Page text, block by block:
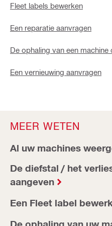
Fleet labels bewerken
Een reparatie aanvragen
De ophaling van een machine
Een vernieuwing aanvragen
MEER WETEN
Al uw machines
De diefstal / het
aangeven
Een Fleet label